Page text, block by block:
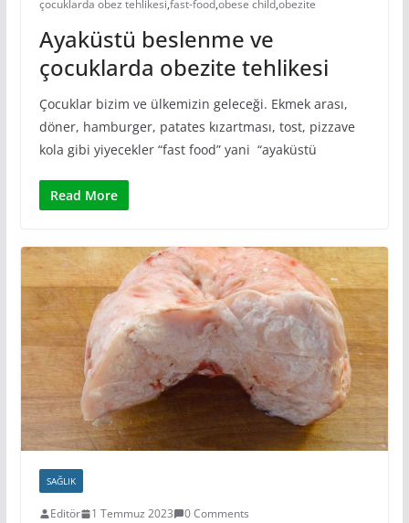
çocuklarda obez tehlikesi,fast-food,obese child,obezite
Ayaküstü beslenme ve
çocuklarda obezite tehlikesi
Çocuklar bizim ve ülkemizin geleceği. Ekmek arası,
döner, hamburger, patates kızartması, tost, pizzave
kola gibi yiyecekler “fast food” yani “ayaküstü
Read More
SAĞLIK
Editör 1 Temmuz 2023
0 Comments